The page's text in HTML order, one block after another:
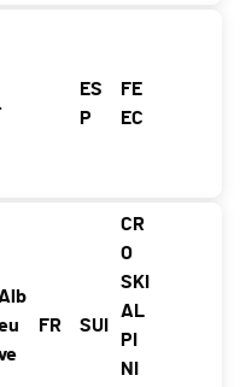
.
ES
P
FE
EC
FR SUI
CR
O
SKI
AL
PI
NI